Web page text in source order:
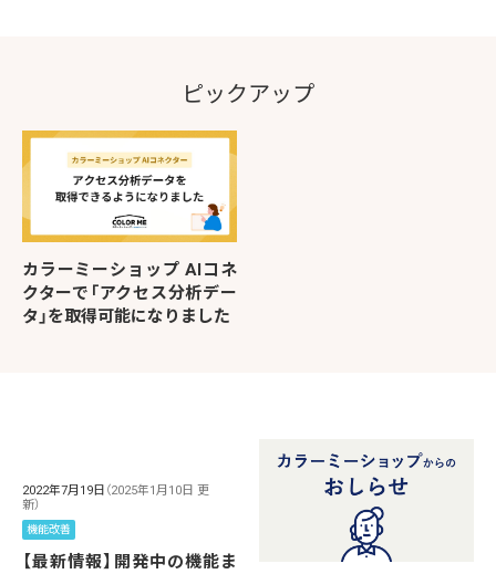
ピックアップ
カラーミーショップ AIコネ
クターで「アクセス分析デー
タ」を取得可能になりました
2022年7月19日 （2025年1月10日 更
新）
機能改善
【最新情報】開発中の機能ま